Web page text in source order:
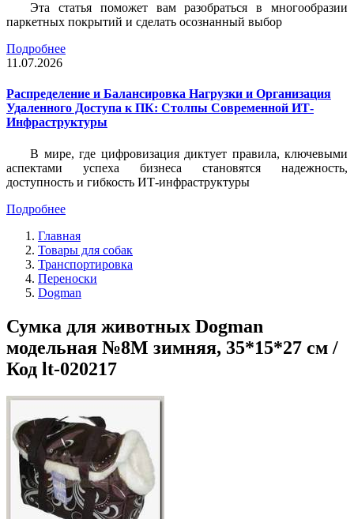
Эта статья поможет вам разобраться в многообразии
паркетных покрытий и сделать осознанный выбор
Подробнее
11.07.2026
Распределение и Балансировка Нагрузки и Организация
Удаленного Доступа к ПК: Столпы Современной ИТ-
Инфраструктуры
В мире, где цифровизация диктует правила, ключевыми
аспектами успеха бизнеса становятся надежность,
доступность и гибкость ИТ-инфраструктуры
Подробнее
Главная
Товары для собак
Транспортировка
Переноски
Dogman
Сумка для животных Dogman
модельная №8М зимняя, 35*15*27 см /
Код lt-020217